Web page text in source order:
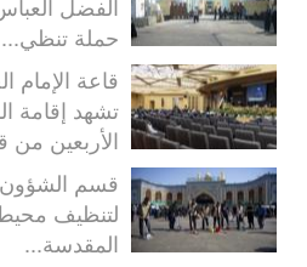
حملة تنظي...
قاعة الإمام
تشهد إقامة
الأربعين من
قسم الشؤون
لتنظيف محيط
المقدسة...